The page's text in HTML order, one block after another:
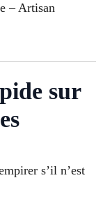
– Artisan
sur
s’il n’est